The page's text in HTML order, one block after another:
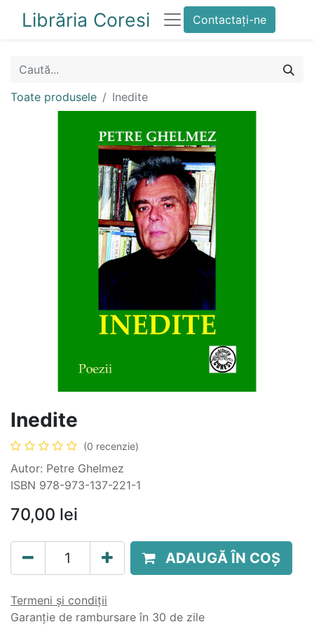
Librăria Coresi Contactați-ne
Toate produsele Inedite
Inedite
(0 recenzie)
Autor: Petre Ghelmez
ISBN 978-973-137-221-1
70,00 lei
ADAUGĂ ÎN COȘ
Termeni și condiții
Garanție de rambursare în 30 de zile